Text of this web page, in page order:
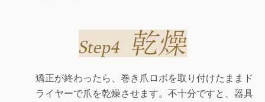
矯正が終わったら、巻き爪ロボを取り付けたままド
ライヤーで爪を乾燥させます。不十分ですと、器具